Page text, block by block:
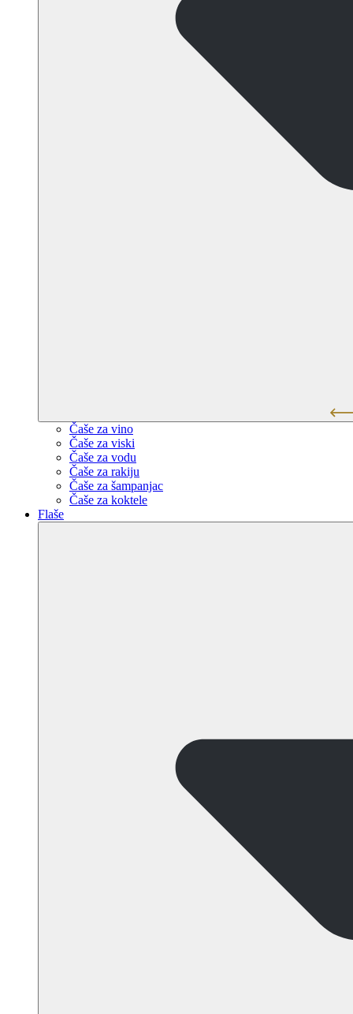
Čaše za vino
Čaše za viski
Čaše za vodu
Čaše za rakiju
Čaše za šampanjac
Čaše za koktele
Flaše